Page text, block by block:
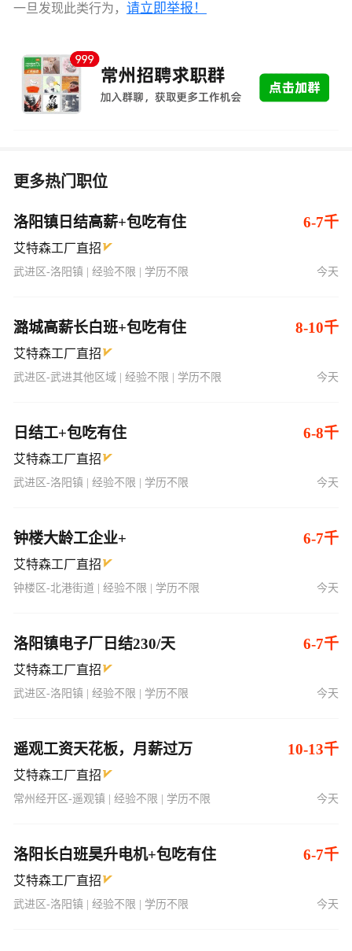
一旦发现此类行为， 请立即举报！
更多热门职位
洛阳镇日结高薪+包吃有住 6-7千
艾特森工厂直招
武进区-洛阳镇 | 经验不限 | 学历不限 今天
潞城高薪长白班+包吃有住 8-10千
艾特森工厂直招
武进区-武进其他区域 | 经验不限 | 学历不限 今天
日结工+包吃有住 6-8千
艾特森工厂直招
武进区-洛阳镇 | 经验不限 | 学历不限 今天
钟楼大龄工企业+ 6-7千
艾特森工厂直招
钟楼区-北港街道 | 经验不限 | 学历不限 今天
洛阳镇电子厂日结230/天 6-7千
艾特森工厂直招
武进区-洛阳镇 | 经验不限 | 学历不限 今天
遥观工资天花板，月薪过万 10-13千
艾特森工厂直招
常州经开区-遥观镇 | 经验不限 | 学历不限 今天
洛阳长白班昊升电机+包吃有住 6-7千
艾特森工厂直招
武进区-洛阳镇 | 经验不限 | 学历不限 今天